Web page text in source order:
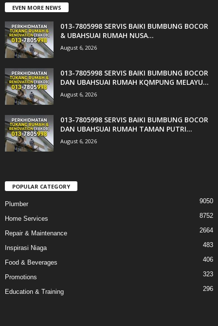
EVEN MORE NEWS
013-7805998 SERVIS BAIKI BUMBUNG BOCOR
& UBAHSUAI RUMAH NUSA...
August 6, 2026
013-7805998 SERVIS BAIKI BUMBUNG BOCOR
DAN UBAHSUAI RUMAH KQMPUNG MELAYU...
August 6, 2026
013-7805998 SERVIS BAIKI BUMBUNG BOCOR
DAN UBAHSUAI RUMAH TAMAN PUTRI...
August 6, 2026
POPULAR CATEGORY
Plumber 9050
Home Services 8752
Repair & Maintenance 2664
Inspirasi Niaga 483
Food & Beverages 406
Promotions 323
Education & Training 296